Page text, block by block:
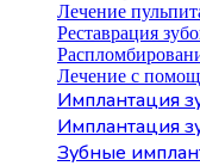
Лечение
Реставрация
Лечение с
Имплантация
Имплантация
Зубные